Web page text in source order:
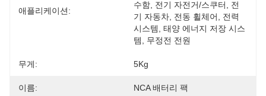
애플리케이션:
수함, 전기 자전거/스쿠터, 전
기 자동차, 전동 휠체어, 전력
시스템, 태양 에너지 저장 시스
템, 무정전 전원
무게: 5Kg
이름: NCA 배터리 팩